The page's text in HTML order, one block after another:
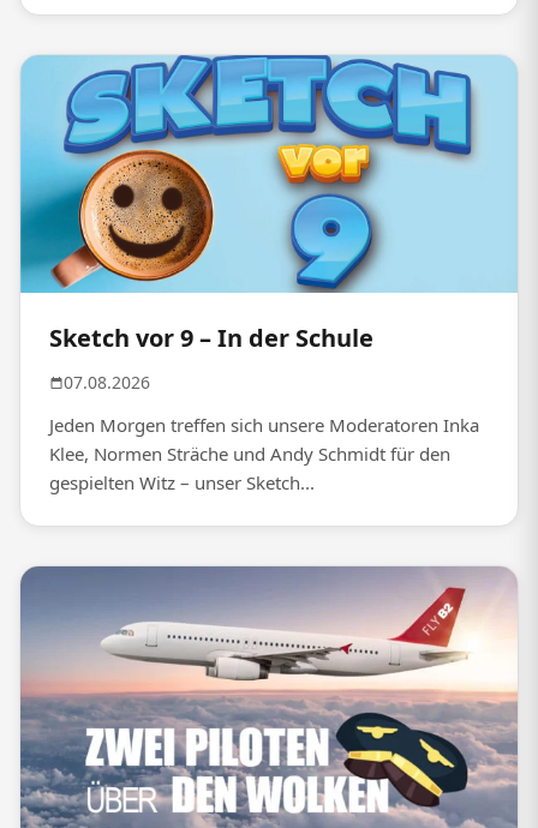
Sketch vor 9 – In der Schule
07.08.2026
Jeden Morgen treffen sich unsere Moderatoren Inka
Klee, Normen Sträche und Andy Schmidt für den
gespielten Witz – unser Sketch...